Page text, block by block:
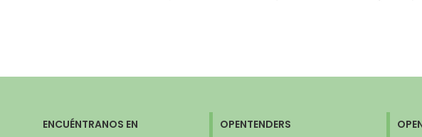
ENCUÉNTRANOS EN
OPENTENDERS